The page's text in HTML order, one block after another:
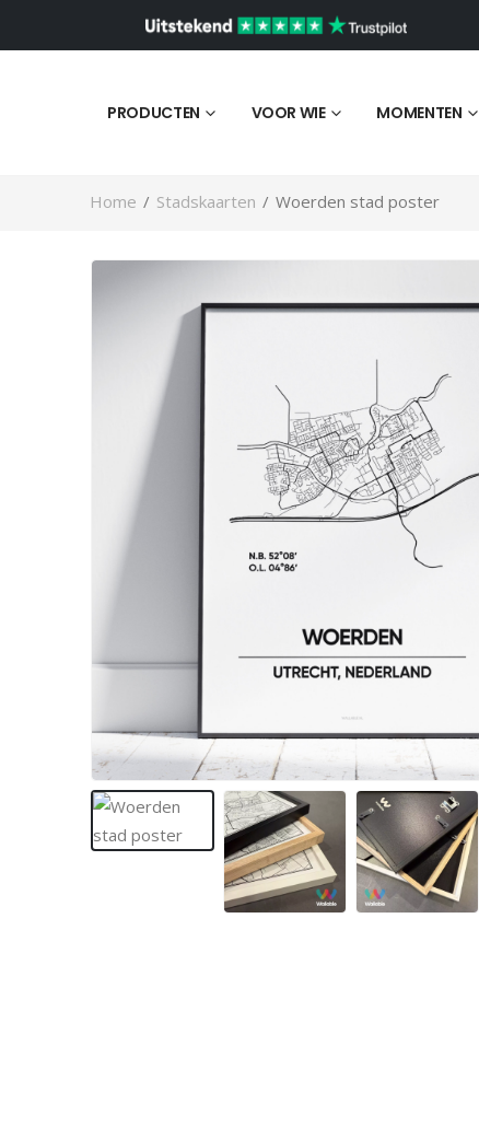
PRODUCTEN VOOR WIE MOMENTEN
Home / Stadskaarten / Woerden stad poster